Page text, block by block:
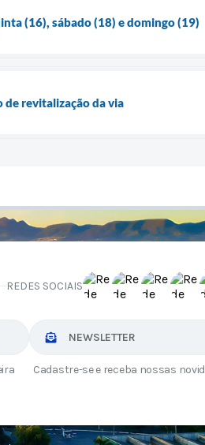
(16), sábado (18) e domingo (19)
de revitalização da via
REDES SOCIAIS
NEWSLETTER
Cadastre-se e receba nossas